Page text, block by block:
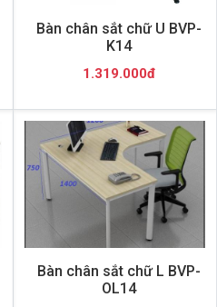
Bàn chân sắt chữ U BVP-
K14
1.319.000đ
Bàn chân sắt chữ L BVP-
OL14